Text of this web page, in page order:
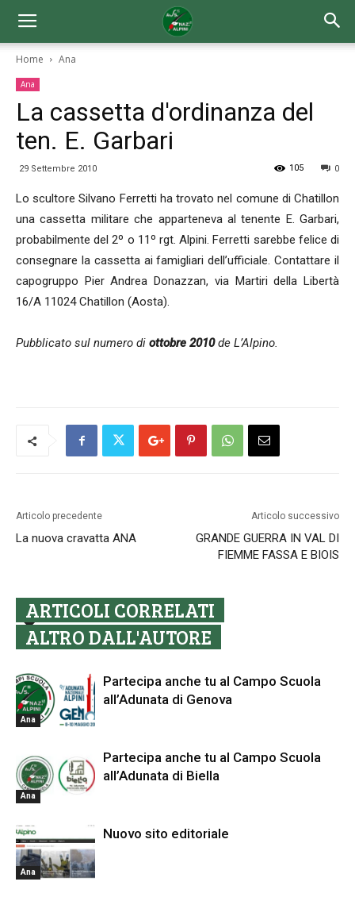
Home Ana
Ana
La cassetta d'ordinanza del
ten. E. Garbari
29 Settembre 2010 0
105
Lo scultore Silvano Ferretti ha trovato nel comune di Chatillon
una cassetta militare che apparteneva al tenente E. Garbari,
probabilmente del 2º o 11º rgt. Alpini. Ferretti sarebbe felice di
consegnare la cassetta ai famigliari dell’ufficiale. Contattare il
capogruppo Pier Andrea Donazzan, via Martiri della Libertà
16/A 11024 Chatillon (Aosta).
Pubblicato sul numero di ottobre 2010de L’Alpino.
Articolo precedente
La nuova cravatta ANA
Articolo successivo
GRANDE GUERRA IN VAL DI
FIEMME FASSA E BIOIS
ARTICOLI CORRELATI
ALTRO DALL'AUTORE
Ana
Partecipa anche tu al Campo Scuola
all’Adunata di Genova
Ana
Partecipa anche tu al Campo Scuola
all’Adunata di Biella
Ana
Nuovo sito editoriale